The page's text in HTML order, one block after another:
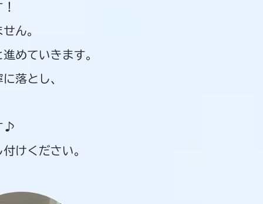
ん。
めていきます。
落とし、
♪
けください。​